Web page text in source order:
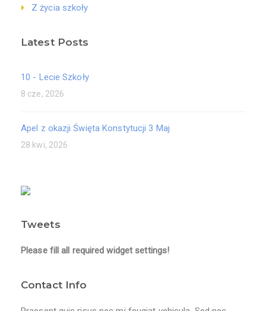
Z życia szkoły
Latest Posts
10 - Lecie Szkoły
8 cze, 2026
Apel z okazji Święta Konstytucji 3 Maj
28 kwi, 2026
Tweets
Please fill all required widget settings!
Contact Info